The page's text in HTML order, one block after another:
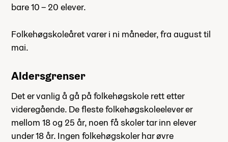
bare 10 – 20 elever.
Folkehøgskoleåret varer i ni måneder, fra august til
mai.
Aldersgrenser
Det er vanlig å gå på folkehøgskole rett etter
videregående. De fleste folkehøgskoleelever er
mellom 18 og 25 år, noen få skoler tar inn elever
under 18 år. Ingen folkehøgskoler har øvre